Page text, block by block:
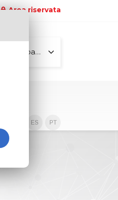
Area riservata
Tutte le pagine
ES PT